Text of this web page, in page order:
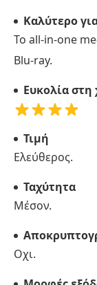
Καλύτερο
Το all-in-one
Blu-ray.
Ευκολία στη
Τιμή
Ελεύθερος.
Ταχύτητα
Μέσον.
Οχι.